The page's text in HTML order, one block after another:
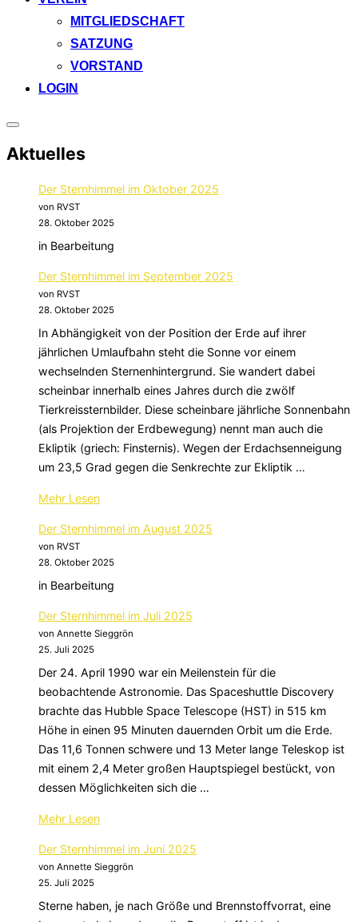
MITGLIEDSCHAFT
SATZUNG
VORSTAND
LOGIN
Seitenleiste
Navigation
Aktuelles
Der Sternhimmel im Oktober 2025
von RVST
28. Oktober 2025
in Bearbeitung
Der Sternhimmel im September 2025
von RVST
28. Oktober 2025
In Abhängigkeit von der Position der Erde auf ihrer
jährlichen Umlaufbahn steht die Sonne vor einem
wechselnden Sternenhintergrund. Sie wandert dabei
scheinbar innerhalb eines Jahres durch die zwölf
Tierkreissternbilder. Diese scheinbare jährliche Sonnenbahn
(als Projektion der Erdbewegung) nennt man auch die
Ekliptik (griech: Finsternis). Wegen der Erdachsenneigung
um 23,5 Grad gegen die Senkrechte zur Ekliptik …
Mehr über
Sternhimmel
im
2025“
Lesen
Der Sternhimmel im August 2025
von RVST
28. Oktober 2025
in Bearbeitung
Der Sternhimmel im Juli 2025
von Annette Sieggrön
25. Juli 2025
Der 24. April 1990 war ein Meilenstein für die
beobachtende Astronomie. Das Spaceshuttle Discovery
brachte das Hubble Space Telescope (HST) in 515 km
Höhe in einen 95 Minuten dauernden Orbit um die Erde.
Das 11,6 Tonnen schwere und 13 Meter lange Teleskop ist
mit einem 2,4 Meter großen Hauptspiegel bestückt, von
dessen Möglichkeiten sich die …
Mehr über
Sternhimmel
2025“
Lesen
Der Sternhimmel im Juni 2025
von Annette Sieggrön
25. Juli 2025
Sterne haben, je nach Größe und Brennstoffvorrat, eine